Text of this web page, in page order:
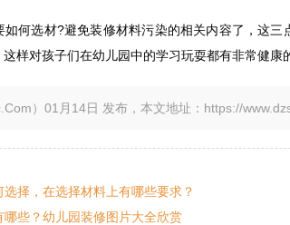
如何选材?避免装修材料污染的相关内容了，这
样对孩子们在幼儿园中的学习玩耍都有非常健康
）01月14日 发布，本文地址：https://
择，在选择材料上有哪些要求？
些？幼儿园装修图片大全欣赏